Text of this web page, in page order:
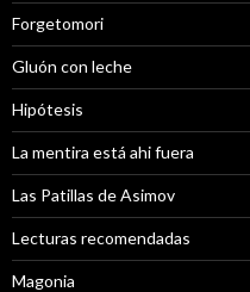
Forgetomori
Gluón con leche
Hipótesis
La mentira está ahi fuera
Las Patillas de Asimov
Lecturas recomendadas
Magonia